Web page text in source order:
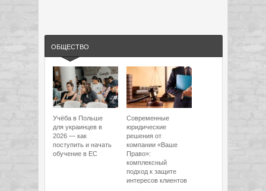
ОБЩЕСТВО
Учёба в Польше
для украинцев в
2026 — как
поступить и начать
обучение в ЕС
Современные
юридические
решения от
компании «Ваше
Право»:
комплексный
подход к защите
интересов клиентов